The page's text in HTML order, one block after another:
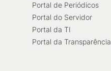
Portal de Periódicos
Portal do Servidor
Portal da TI
Portal da Transparência